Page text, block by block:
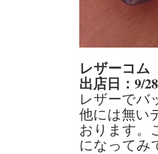
レザーコム
出店日：9/
レザーでバ
他には無い
おります。
になってみ